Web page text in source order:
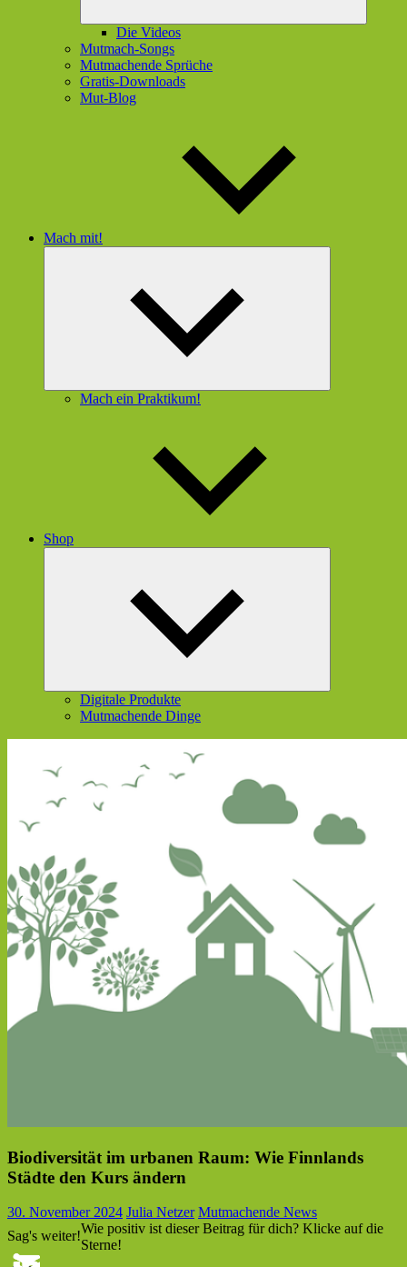
Die Videos
Mutmach-Songs
Mutmachende Sprüche
Gratis-Downloads
Mut-Blog
Mach mit!
Mach ein Praktikum!
Shop
Digitale Produkte
Mutmachende Dinge
Biodiversität im urbanen Raum: Wie Finnlands
Städte den Kurs ändern
30. November 2024 Julia Netzer Mutmachende News
Sag's weiter!Wie positiv ist dieser Beitrag für dich? Klicke auf die
Sterne!